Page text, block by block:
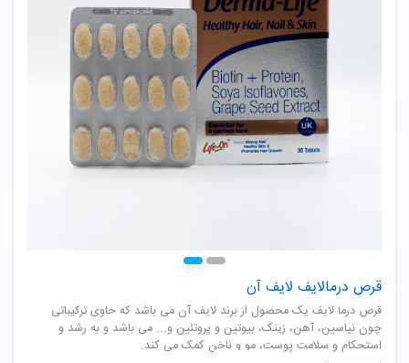
قرص درمالایف لایف آن
قرص درما لایف یک محصول از برند لایف آن می باشد که حاوی ترکیباتی
چون نیاسین، آهن، زینک، بیوتین و پروتئین و... می باشد و به رشد و
استحکام و سلامت پوست، مو و ناخن کمک می کند.